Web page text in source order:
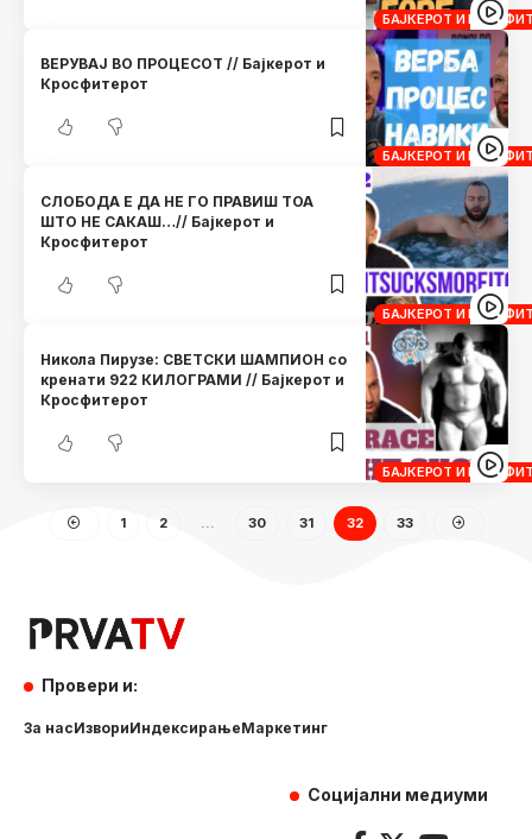
БАЈКЕРОТ И
БАЈКЕРОТ И
ВЕРУВАЈ ВО ПРОЦЕСОТ // Бајкерот и
Кросфитерот
БАЈКЕРОТ И
СЛОБОДА Е ДА НЕ ГО ПРАВИШ ТОА
ШТО НЕ САКАШ…// Бајкерот и
Кросфитерот
БАЈКЕРОТ И
Никола Пирузе: СВЕТСКИ ШАМПИОН со
кренати 922 КИЛОГРАМИ // Бајкерот и
Кросфитерот
1 2 … 30 31 32 33
Провери и:
За насИзвориИндексирањеМаркетинг
Социјални медиуми